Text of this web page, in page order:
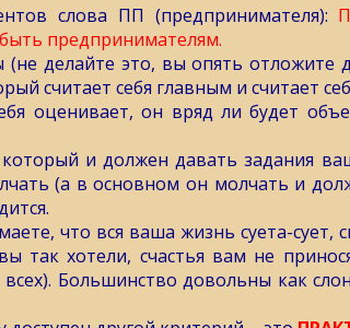
слова ПП (предпринимателя):
предпринимателям.
(не делайте это, вы опять отложите
считает себя главным и считает
оценивает, он вряд ли будет
и должен давать задания
(а в основном он молчать и
что вся ваша жизнь суета-сует,
так хотели, счастья вам не
Большинство довольны как